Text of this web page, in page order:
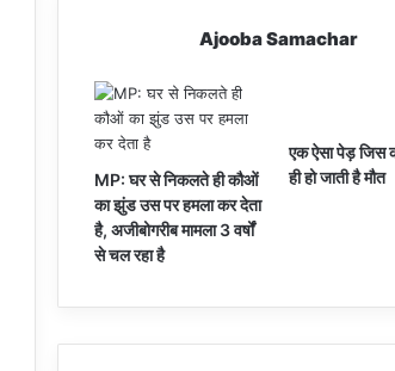
Ajooba Samachar
MP: घर से निकलते ही कौओं
का झुंड उस पर हमला कर देता
है, अजीबोगरीब मामला 3 वर्षों
से चल रहा है
एक ऐसा पेड़ जिस
ही हो जाती है मौत